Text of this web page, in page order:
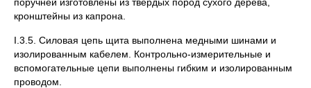
кронштейны из капрона.
I.3.5. Силовая цепь щита выполнена медными шинами и
изолированным кабелем. Контрольно-измерительные и
вспомогательные цепи выполнены гибким и изолированным
проводом.